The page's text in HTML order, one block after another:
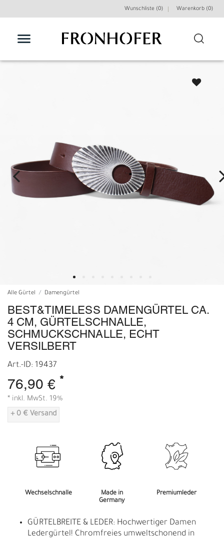
Wunschliste (0) Warenkorb (0)
Alle Gürtel Damengürtel
BEST&TIMELESS DAMENGÜRTEL CA.
4 CM, GÜRTELSCHNALLE,
SCHMUCKSCHNALLE, ECHT
VERSILBERT
Art.-ID: 19437
76,90 € *
* inkl. MwSt. 19%
+ 0 € Versand
Wechselschnalle
Made in
Germany
Premiumleder
GÜRTELBREITE & LEDER: Hochwertiger Damen
Ledergürtel! Chromfreies umweltschonend in